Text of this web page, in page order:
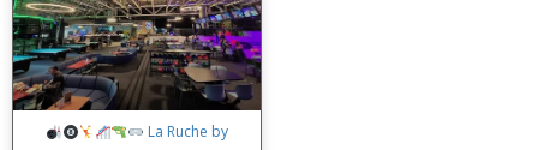
La Ruche by